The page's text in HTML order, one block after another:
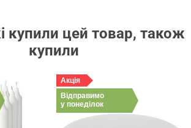
купили цей товар, також
купили
Акція
Відправимо
у понеділок